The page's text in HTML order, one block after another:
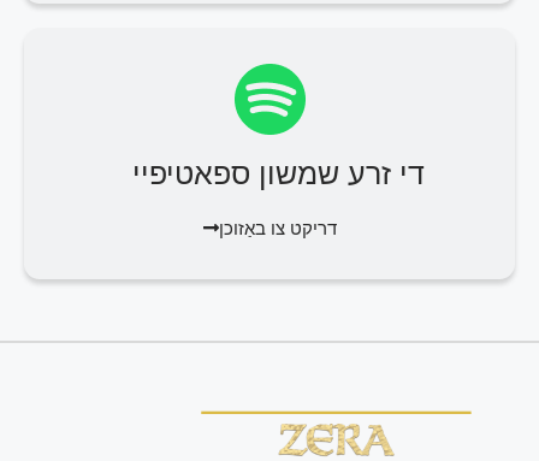
די זרע שמשון ספאטיפיי
דריקט צו באַזוכן